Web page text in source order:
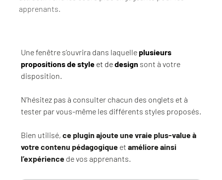
apprenants.
Une fenêtre s’ouvrira dans laquelleplusieurs
propositions de style et dedesign sont à votre
disposition.
N’hésitez pas à consulter chacun des onglets et à
tester par vous-même les différents styles proposés.
Bien utilisé, ce plugin ajoute une vraie plus-value à
votre contenu pédagogique et améliore ainsi
l’expérience de vos apprenants.